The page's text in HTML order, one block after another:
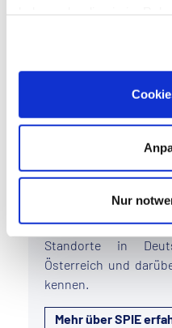
Verarbeitung Ihrer Daten
Informationen zu Cookies
Datenschutzhinweisen.
Nur
Mitarbeiterinnen und
eine klimafreundliche
Jobvielfalt
Standorte in
Österreich und
kennen.
Mehr über SPIE